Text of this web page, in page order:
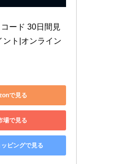
ード 30日間見
ント|オンライン
で見る
場で見る
ピングで見る